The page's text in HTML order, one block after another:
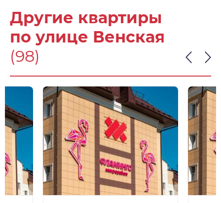
Другие квартиры
по улице Венская
(98)